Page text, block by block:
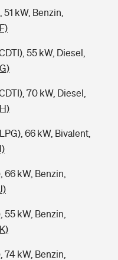
kW, Benzin,
55 kW, Diesel,
70 kW, Diesel,
66 kW, Bivalent,
66 kW, Benzin,
55 kW, Benzin,
74 kW, Benzin,